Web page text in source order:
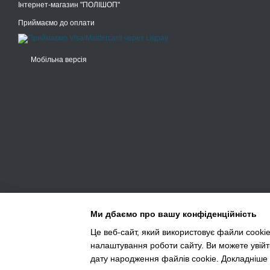
Інтернет-магазин "ПОЛІШОП"
Приймаємо до оплати
Мобільна версія
Ми дбаємо про вашу конфіденційність
Це веб-сайт, який використовує файли
налаштування роботи сайту. Ви можете
дату народження файлів cookie. Докладніше